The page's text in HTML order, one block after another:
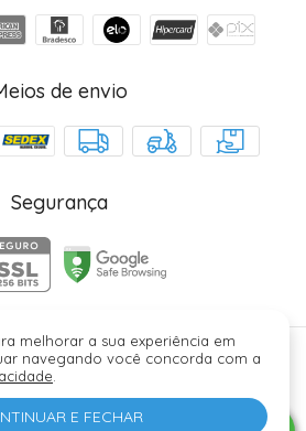
melhorar a sua experiência em
navegando você concorda com a
E FECHAR
de envio
Segurança
- 40006329000184. Copyright ©
os direitos reservados.